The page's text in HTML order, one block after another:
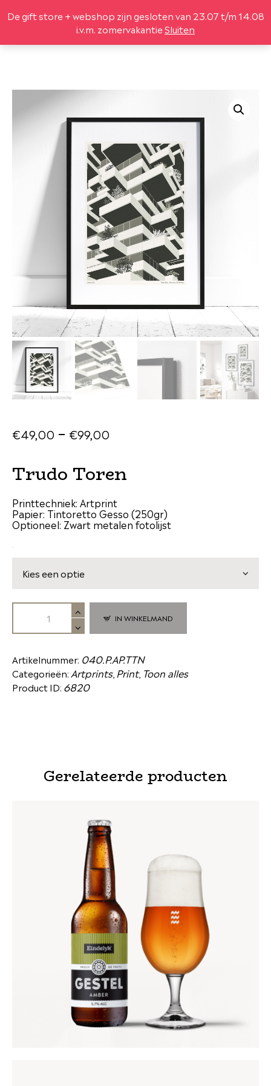
DESIGN
LEGO® SETS
LIFESTYLE
LEKKER
GIFTBOX
OVER
€49,00 – €99,00
Trudo Toren
Printtechniek: Artprint
Papier: Tintoretto Gesso (250gr)
Optioneel: Zwart metalen fotolijst
.
IN WINKELMAND
Artikelnummer: 040.P.AP.TTN
Categorieën: Artprints, Print, Toon alles
Product ID: 6820
Gerelateerde producten
GESTEL AMBER
€3,95 €9,50
De gift store + webshop zijn gesloten van 23.07 t/m 14.08
i.v.m. zomervakantieSluiten